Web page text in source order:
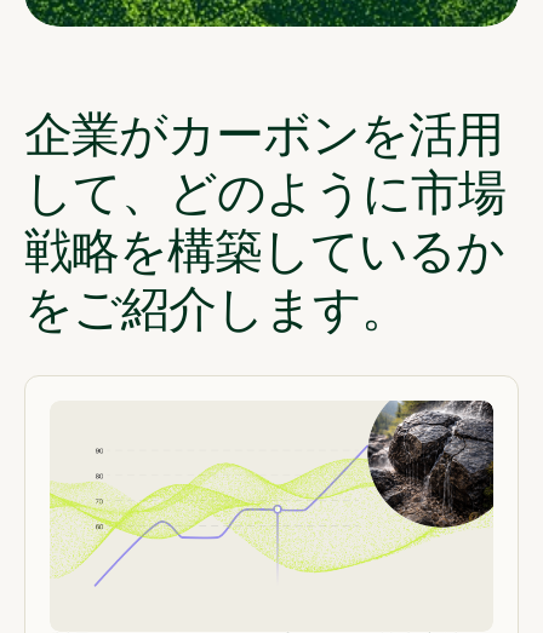
企業がカーボンを活用
して、どのように市場
戦略を構築しているか
をご紹介します。